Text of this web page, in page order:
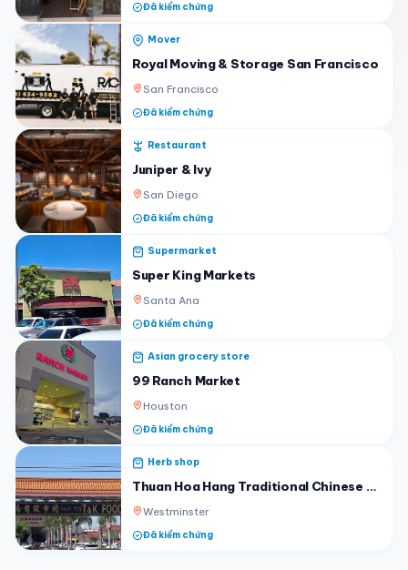
Đã kiểm chứng
Mover
Royal Moving & Storage San Francisco
San Francisco
Đã kiểm chứng
Restaurant
Juniper & Ivy
San Diego
Đã kiểm chứng
Supermarket
Super King Markets
Santa Ana
Đã kiểm chứng
Asian grocery store
99 Ranch Market
Houston
Đã kiểm chứng
Herb shop
Thuan Hoa Hang Traditional Chinese Herbals/Silkie
Westminster
Đã kiểm chứng